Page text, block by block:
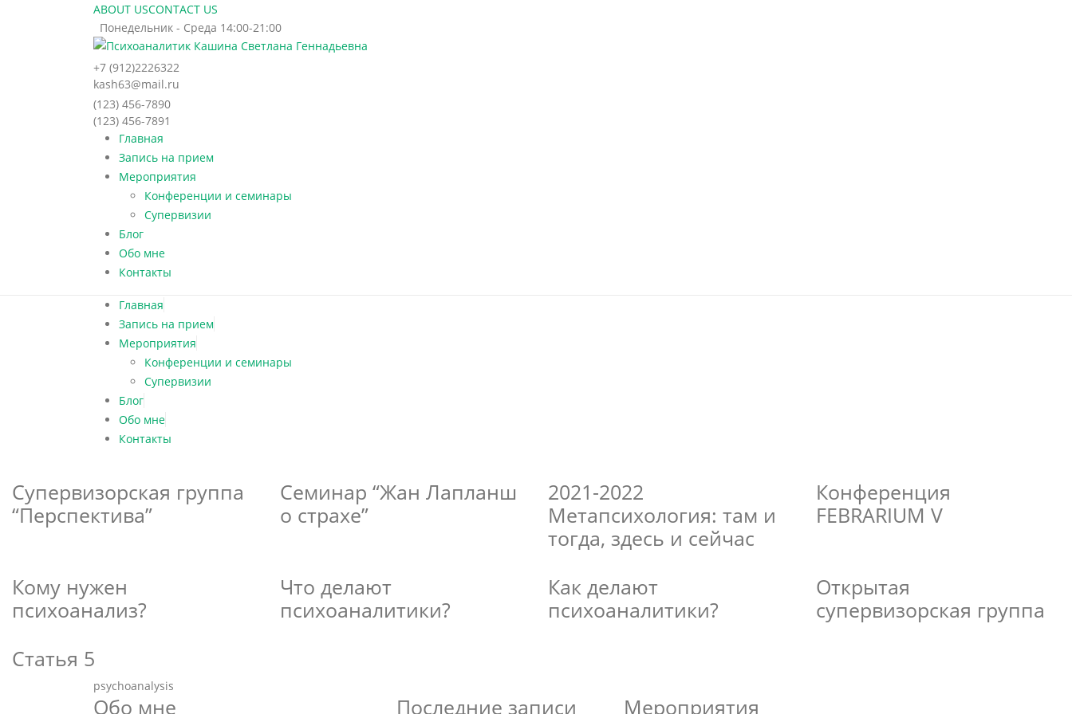
ABOUT USCONTACT US
Понедельник - Среда 14:00-21:00
+7 (912)2226322
kash63@mail.ru
(123) 456-7890
(123) 456-7891
Главная
Запись на прием
Мероприятия
Конференции и семинары
Супервизии
Блог
Обо мне
Контакты
Главная
Запись на прием
Мероприятия
Конференции и семинары
Супервизии
Блог
Обо мне
Контакты
Супервизорская группа
“Перспектива”
Семинар “Жан Лапланш
о страхе”
2021-2022
Метапсихология: там и
тогда, здесь и сейчас
Конференция
FEBRARIUM V
Кому нужен
психоанализ?
Что делают
психоаналитики?
Как делают
психоаналитики?
Открытая
супервизорская группа
Статья 5
psychoanalysis
Обо мне Последние записи Мероприятия